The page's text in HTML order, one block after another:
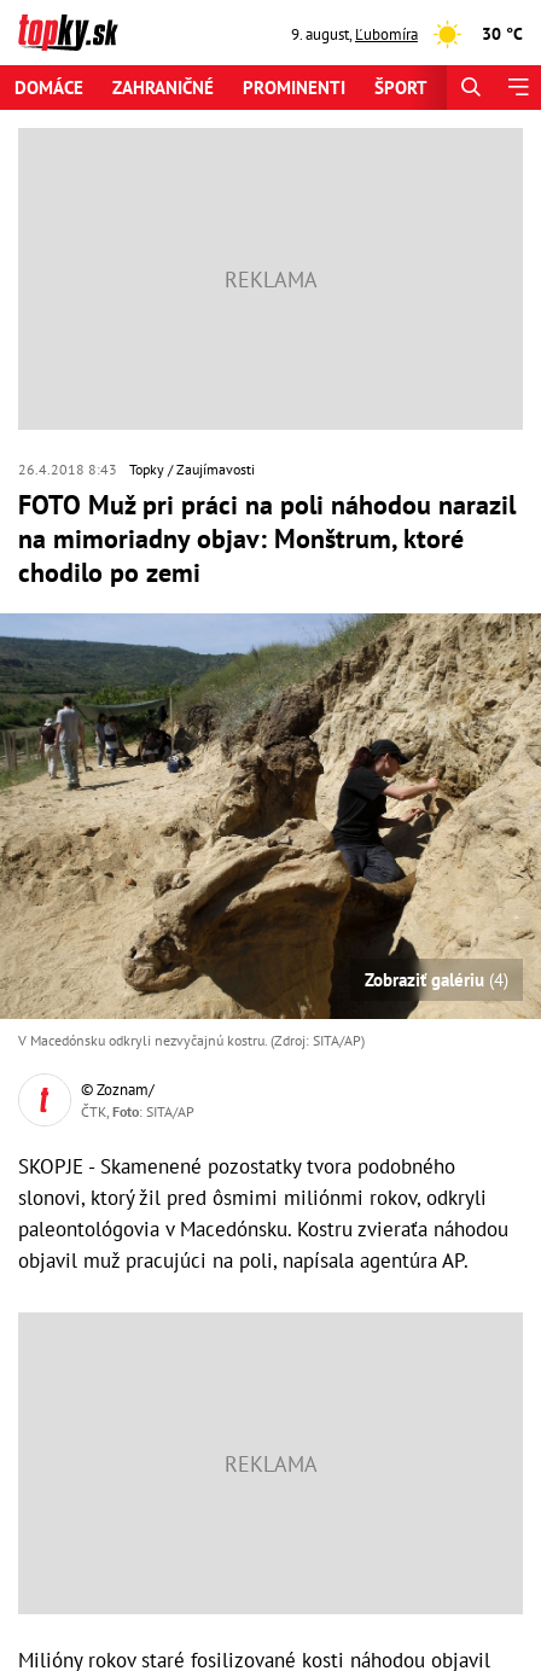
9. august,Ľubomíra 30 °C
DOMÁCE ZAHRANIČNÉ PROMINENTI ŠPORT
26.4.2018 8:43 Topky Zaujímavosti
FOTO Muž pri práci na poli náhodou narazil
na mimoriadny objav: Monštrum, ktoré
chodilo po zemi
Zobraziť galériu (4)
V Macedónsku odkryli nezvyčajnú kostru. (Zdroj: SITA/AP)
© Zoznam/
ČTK, Foto: SITA/AP
SKOPJE - Skamenené pozostatky tvora podobného
slonovi, ktorý žil pred ôsmimi miliónmi rokov, odkryli
paleontológovia v Macedónsku. Kostru zvieraťa náhodou
objavil muž pracujúci na poli, napísala agentúra AP.
Milióny rokov staré fosilizované kosti náhodou objavil